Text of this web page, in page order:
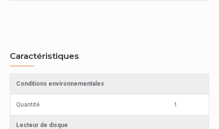
Caractéristiques
Conditions environnementales
Quantité 1
Lecteur de disque